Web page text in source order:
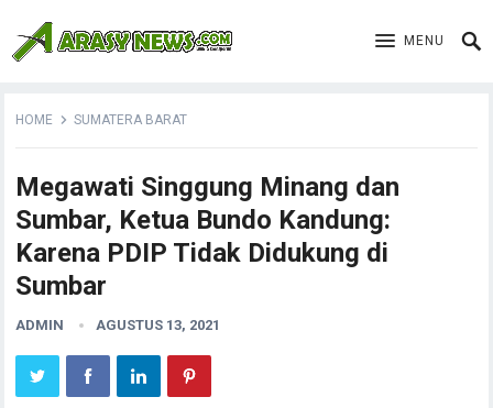
MENU
HOME SUMATERA BARAT
Megawati Singgung Minang dan
Sumbar, Ketua Bundo Kandung:
Karena PDIP Tidak Didukung di
Sumbar
ADMIN AGUSTUS 13, 2021